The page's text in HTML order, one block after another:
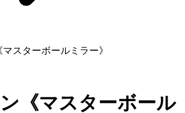
スターボールミラー》
《マスターボール